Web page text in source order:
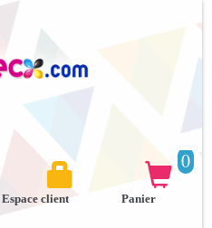
0

Panier

Espace client